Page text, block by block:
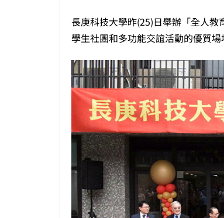
長庚科技大學昨(25)日舉辦「全人
學生社團和多功能交誼活動的優質